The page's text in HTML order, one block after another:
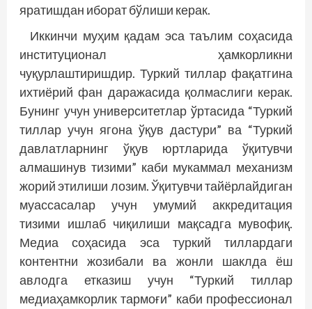
яратишдан иборат бўлиши керак.
Иккинчи муҳим қадам эса таълим соҳасида
институционал ҳамкорликни
чуқурлаштиришдир. Туркий тиллар фақатгина
ихтиёрий фан даражасида қолмаслиги керак.
Бунинг учун университетлар ўртасида “Туркий
тиллар учун ягона ўқув дастури” ва “Туркий
давлатларнинг ўқув юртларида ўқитувчи
алмашинув тизими” каби мукаммал механизм
жорий этилиши лозим. Ўқитувчи тайёрлайдиган
муассасалар учун умумий аккредитация
тизими ишлаб чиқилиши мақсадга мувофиқ.
Медиа соҳасида эса туркий тиллардаги
контентни жозибали ва жонли шаклда ёш
авлодга етказиш учун “Туркий тиллар
медиаҳамкорлик тармоғи” каби профессионал